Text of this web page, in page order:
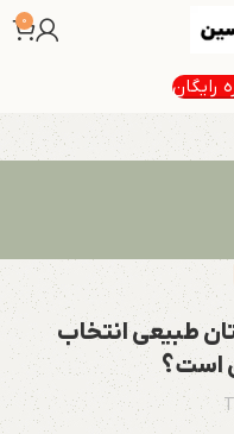
0
رایگان
طبیعی انتخاب
است؟